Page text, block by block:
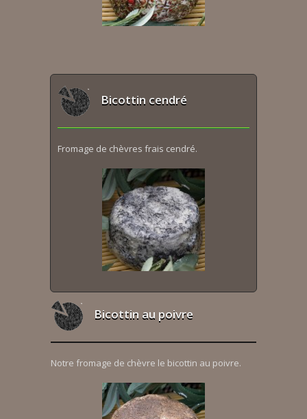
Bicottin cendré
Fromage de chèvres frais cendré.
Bicottin au poivre
Notre fromage de chèvre le bicottin au poivre.